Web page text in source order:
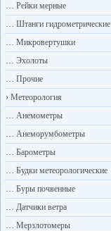
… Рейки мерные
… Штанги гидрометрические
… Микровертушки
… Эхолоты
… Прочие
› Метеорология
… Анемометры
… Анеморумбометры
… Барометры
… Будки метеорологические
… Буры почвенные
… Датчики ветра
… Мерзлотомеры